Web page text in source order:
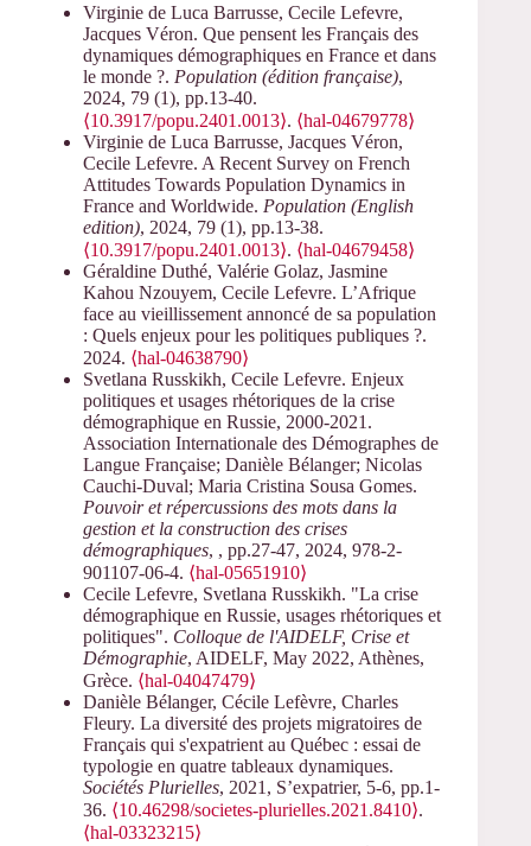
Virginie de Luca Barrusse, Cecile Lefevre,
Jacques Véron. Que pensent les Français des
dynamiques démographiques en France et dans
le monde ?. Population (édition française),
2024, 79 (1), pp.13-40.
⟨10.3917/popu.2401.0013⟩. ⟨hal-04679778⟩
Virginie de Luca Barrusse, Jacques Véron,
Cecile Lefevre. A Recent Survey on French
Attitudes Towards Population Dynamics in
France and Worldwide. Population (English
edition), 2024, 79 (1), pp.13-38.
⟨10.3917/popu.2401.0013⟩. ⟨hal-04679458⟩
Géraldine Duthé, Valérie Golaz, Jasmine
Kahou Nzouyem, Cecile Lefevre. L’Afrique
face au vieillissement annoncé de sa population
: Quels enjeux pour les politiques publiques ?.
2024. ⟨hal-04638790⟩
Svetlana Russkikh, Cecile Lefevre. Enjeux
politiques et usages rhétoriques de la crise
démographique en Russie, 2000-2021.
Association Internationale des Démographes de
Langue Française; Danièle Bélanger; Nicolas
Cauchi-Duval; Maria Cristina Sousa Gomes.
Pouvoir et répercussions des mots dans la
gestion et la construction des crises
démographiques, , pp.27-47, 2024, 978-2-
901107-06-4. ⟨hal-05651910⟩
Cecile Lefevre, Svetlana Russkikh. "La crise
démographique en Russie, usages rhétoriques et
politiques". Colloque de l'AIDELF, Crise et
Démographie, AIDELF, May 2022, Athènes,
Grèce. ⟨hal-04047479⟩
Danièle Bélanger, Cécile Lefèvre, Charles
Fleury. La diversité des projets migratoires de
Français qui s'expatrient au Québec : essai de
typologie en quatre tableaux dynamiques.
Sociétés Plurielles, 2021, S’expatrier, 5-6, pp.1-
36. ⟨10.46298/societes-plurielles.2021.8410⟩.
⟨hal-03323215⟩